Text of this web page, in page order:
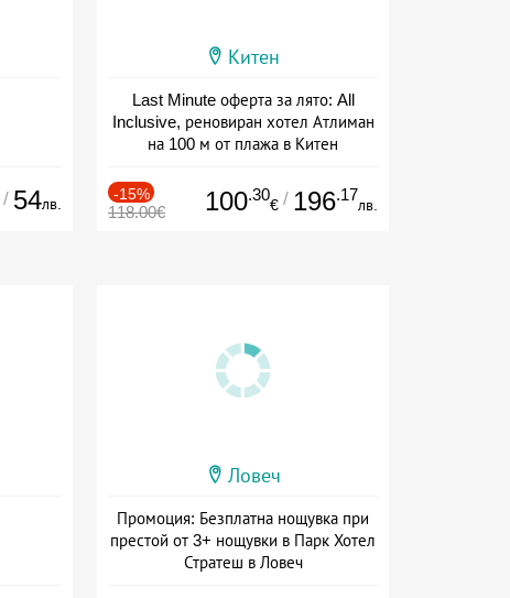
/ 54лв.
Китен
Last Minute оферта за лято: All
Inclusive, реновиран хотел Атлиман
на 100 м от плажа в Китен
-15%
118.00€ 100.30
€ / 196.17
лв.
Ловеч
Промоция: Безплатна нощувка при
престой от 3+ нощувки в Парк Хотел
Стратеш в Ловеч